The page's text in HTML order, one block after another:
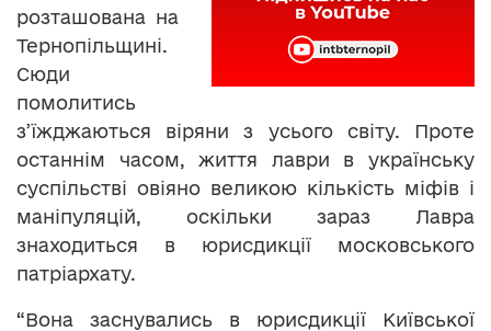
розташована на
Тернопільщині.
Сюди
помолитись
з’їжджаються віряни з усього світу. Проте
останнім часом, життя лаври в українську
суспільстві овіяно великою кількість міфів і
маніпуляцій, оскільки зараз Лавра
знаходиться в юрисдикції московського
патріархату.
“Вона заснувались в юрисдикції Київської